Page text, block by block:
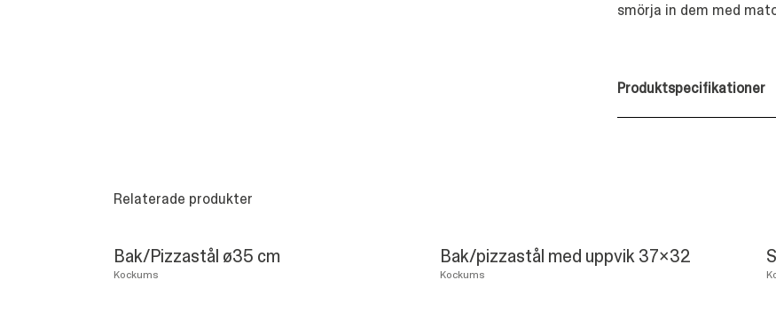
smörja in dem med
Produktspecifikationer
Relaterade produkter
Bak/Pizzastål ø35 cm
Kockums
Bak/pizzastål med uppvik 37x32
Kockums